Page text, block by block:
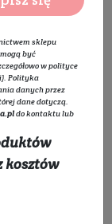
–
sklepu
być
wpolityce
Polityka
danych przez
dane dotyczą.
do kontaktu lub
kosztów